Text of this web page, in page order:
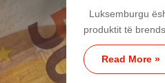
Luksemburgu
produktit të
Read More »